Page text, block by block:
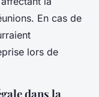
En cas de
lors de
dans la